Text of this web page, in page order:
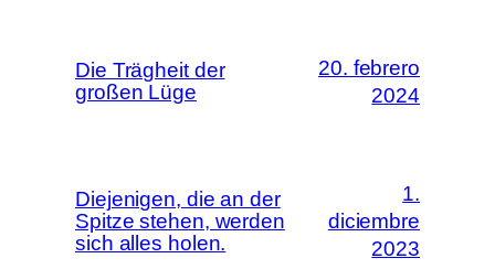
Die Trägheit der
großen Lüge
20. febrero
2024
Diejenigen, die an der
Spitze stehen, werden
sich alles holen.
1.
diciembre
2023